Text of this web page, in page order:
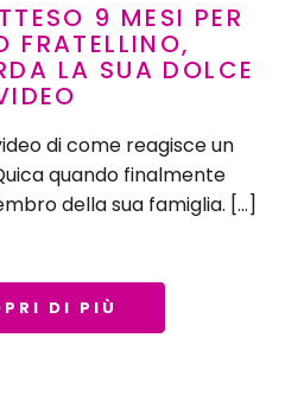
9 MESI PER
FRATELLINO,
LA SUA DOLCE
di come reagisce un
quando finalmente
della sua famiglia. […]
DI PIÙ